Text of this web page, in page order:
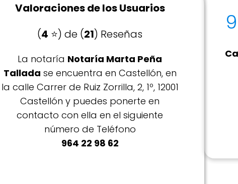
Valoraciones de los Usuarios
(4 ⭐️) de (21) Reseñas
La notaría Notaría Marta Peña
Tallada se encuentra en Castellón, en
la calle Carrer de Ruiz Zorrilla, 2, 1º, 12001
Castellón y puedes ponerte en
contacto con ella en el siguiente
número de Teléfono
964 22 98 62